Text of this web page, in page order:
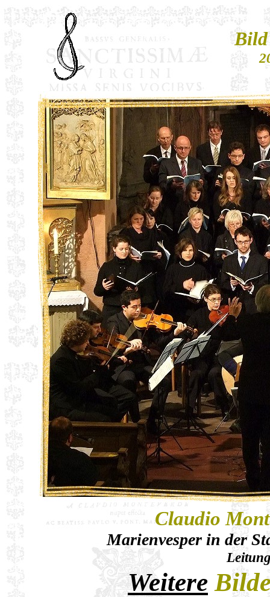
Bild
Claudio
Marienvesper in der
Weitere